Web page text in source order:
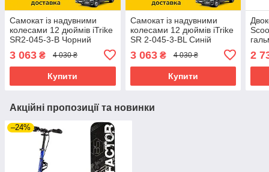
Самокат із надувними
колесами 12 дюймів iTrike
SR2-045-3-B Чорний
3 063 ₴ 4 030 ₴
Купити
Самокат із надувними
колесами 12 дюймів iTrike
SR 2-045-3-BL Синій
3 063₴ 4 030 ₴
Купити
2
Акційні пропозиції та новинки
–24%